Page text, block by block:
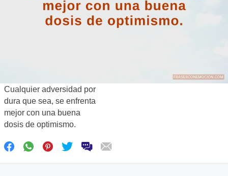
Cualquier adversidad por
dura que sea, se enfrenta
mejor con una buena
dosis de optimismo.